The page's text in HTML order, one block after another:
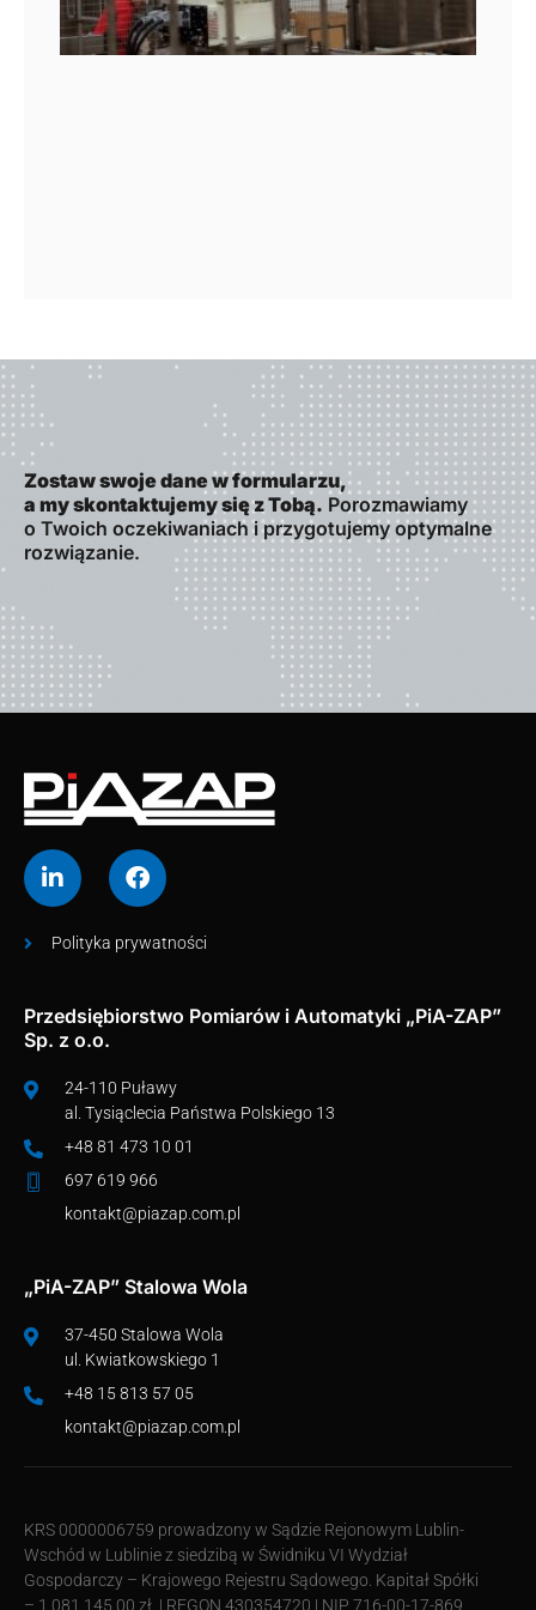
Zostaw swoje dane w formularzu,
a my skontaktujemy się z Tobą. Porozmawiamy
o Twoich oczekiwaniach i przygotujemy optymalne
rozwiązanie.
Polityka prywatności
Przedsiębiorstwo Pomiarów i Automatyki „PiA-ZAP”
Sp. z o.o.
24-110 Puławy
al. Tysiąclecia Państwa Polskiego 13
+48 81 473 10 01
697 619 966
kontakt@piazap.com.pl
„PiA-ZAP” Stalowa Wola
37-450 Stalowa Wola
ul. Kwiatkowskiego 1
+48 15 813 57 05
kontakt@piazap.com.pl
KRS 0000006759 prowadzony w Sądzie Rejonowym Lublin-
Wschód w Lublinie z siedzibą w Świdniku VI Wydział
Gospodarczy – Krajowego Rejestru Sądowego. Kapitał Spółki
– 1.081.145,00 zł. | REGON 430354720 | NIP 716-00-17-869